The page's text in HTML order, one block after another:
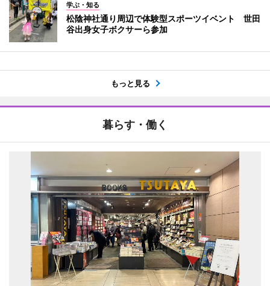
学ぶ・知る
松陰神社通り周辺で体験型スポーツイベント 世田
谷出身女子ボクサーら参加
もっと見る
暮らす・働く